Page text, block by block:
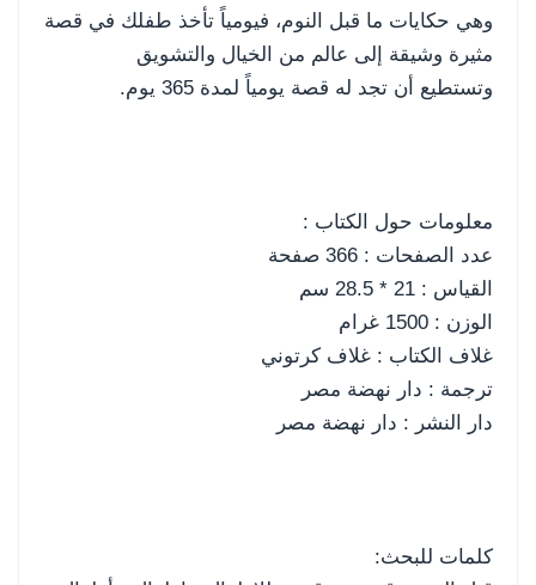
وهي حكايات ما قبل النوم، فيومياً تأخذ طفلك في قصة
مثيرة وشيقة إلى عالم من الخيال والتشويق
وتستطيع أن تجد له قصة يومياً لمدة 365 يوم.
معلومات حول الكتاب :
عدد الصفحات : 366 صفحة
القياس : 21 * 28.5 سم
الوزن : 1500 غرام
غلاف الكتاب : غلاف كرتوني
ترجمة : دار نهضة مصر
دار النشر : دار نهضة مصر
كلمات للبحث: